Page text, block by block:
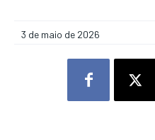
3 de maio de 2026